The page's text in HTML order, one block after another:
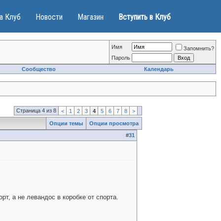
Клуб Новости Магазин Вступить в Клуб
Имя
Запомнить?
Пароль
Сообщество
Календарь
Страница 4 из 8 < 1 2 3 4 5 6 7 8 >
Опции темы
Опции просмотра
#31
а не левандос в коробке от спорта.